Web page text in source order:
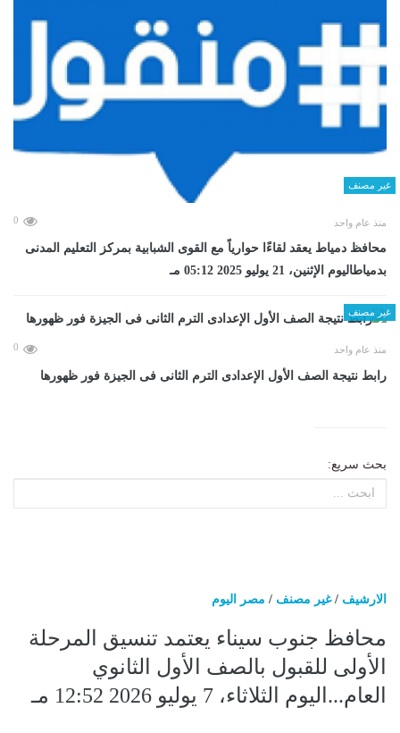
غير مصنف
منذ عام واحد 0
محافظ دمياط يعقد لقاءًا حوارياً مع القوى الشبابية بمركز التعليم المدنى
بدمياطاليوم الإثنين، 21 يوليو 2025 05:12 مـ
غير مصنف
منذ عام واحد 0
رابط نتيجة الصف الأول الإعدادى الترم الثانى فى الجيزة فور ظهورها
بحث سريع:
الارشيف /غير مصنف / مصر اليوم
محافظ جنوب سيناء يعتمد تنسيق المرحلة
الأولى للقبول بالصف الأول الثانوي
العام...اليوم الثلاثاء، 7 يوليو 2026 12:52 مـ